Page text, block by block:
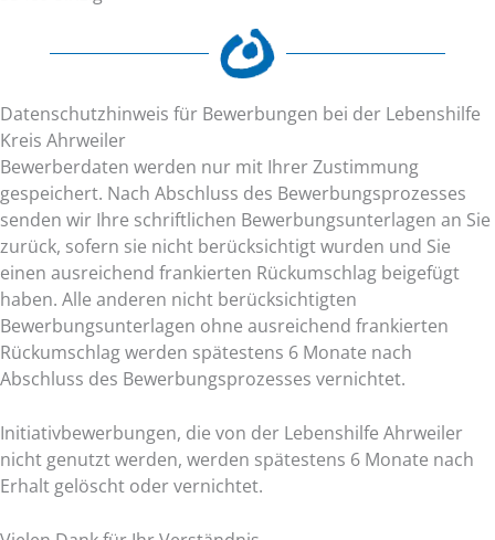
Datenschutzhinweis für Bewerbungen bei der Lebenshilfe
Kreis Ahrweiler
Bewerberdaten werden nur mit Ihrer Zustimmung
gespeichert. Nach Abschluss des Bewerbungsprozesses
senden wir Ihre schriftlichen Bewerbungsunterlagen an Sie
zurück, sofern sie nicht berücksichtigt wurden und Sie
einen ausreichend frankierten Rückumschlag beigefügt
haben. Alle anderen nicht berücksichtigten
Bewerbungsunterlagen ohne ausreichend frankierten
Rückumschlag werden spätestens 6 Monate nach
Abschluss des Bewerbungsprozesses vernichtet.
Initiativbewerbungen, die von der Lebenshilfe Ahrweiler
nicht genutzt werden, werden spätestens 6 Monate nach
Erhalt gelöscht oder vernichtet.